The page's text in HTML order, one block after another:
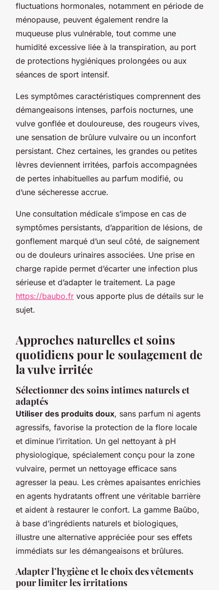
fluctuations hormonales, notamment en période de
ménopause, peuvent également rendre la
muqueuse plus vulnérable, tout comme une
humidité excessive liée à la transpiration, au port
de protections hygiéniques prolongées ou aux
séances de sport intensif.
Les symptômes caractéristiques comprennent des
démangeaisons intenses, parfois nocturnes, une
vulve gonflée et douloureuse, des rougeurs vives,
une sensation de brûlure vulvaire ou un inconfort
persistant. Chez certaines, les grandes ou petites
lèvres deviennent irritées, parfois accompagnées
de pertes inhabituelles au parfum modifié, ou
d’une sécheresse accrue.
Une consultation médicale s’impose en cas de
symptômes persistants, d’apparition de lésions, de
gonflement marqué d’un seul côté, de saignement
ou de douleurs urinaires associées. Une prise en
charge rapide permet d’écarter une infection plus
sérieuse et d’adapter le traitement. La page
https://baubo.fr vous apporte plus de détails sur le
sujet.
Approches naturelles et soins
quotidiens pour le soulagement de
la vulve irritée
Sélectionner des soins intimes naturels et
adaptés
Utiliser des produits doux, sans parfum ni agents
agressifs, favorise la protection de la flore locale
et diminue l’irritation. Un gel nettoyant à pH
physiologique, spécialement conçu pour la zone
vulvaire, permet un nettoyage efficace sans
agresser la peau. Les crèmes apaisantes enrichies
en agents hydratants offrent une véritable barrière
et aident à restaurer le confort. La gamme Baûbo,
à base d’ingrédients naturels et biologiques,
illustre une alternative appréciée pour ses effets
immédiats sur les démangeaisons et brûlures.
Adapter l’hygiène et le choix des vêtements
pour limiter les irritations